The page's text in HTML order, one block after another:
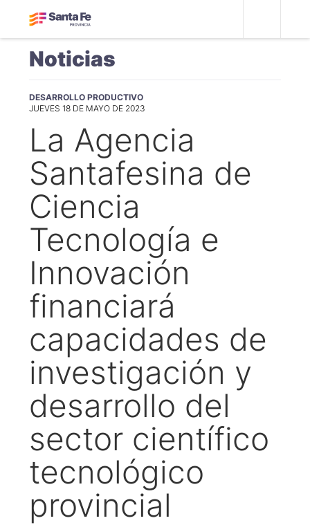
Noticias
DESARROLLO PRODUCTIVO
JUEVES 18 DE MAYO DE 2023
La Agencia
Santafesina de
Ciencia
Tecnología e
Innovación
financiará
capacidades de
investigación y
desarrollo del
sector científico
tecnológico
provincial